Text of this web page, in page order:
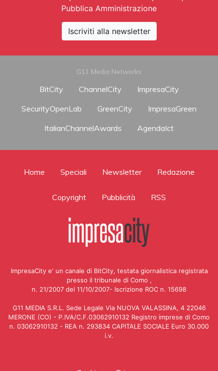
Pubblica Amministrazione
Iscriviti alla newsletter
G11 Media Networks
BitCity ChannelCity
ImpresaCity
SecurityOpenLab
GreenCity
ImpresaGreen
ItalianChannelAwards
AgendaIct
Home Speciali Newsletter Redazione
Copyright Pubblicità RSS
ImpresaCity e' un canale di BitCity, testata giornalistica registrata
presso il tribunale di Como ,
n. 21/2007 del 11/10/2007- Iscrizione ROC n. 15698
G11 MEDIA S.R.L. Sede Legale Via NUOVA VALASSINA, 4 22046
MERONE (CO) - P.IVA/C.F.03062910132 Registro imprese di Como
n. 03062910132 - REA n. 293834 CAPITALE SOCIALE Euro 30.000
i.v.